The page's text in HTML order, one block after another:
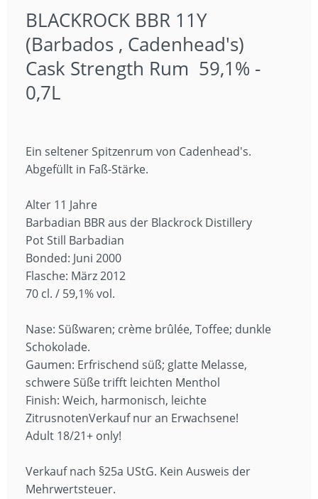
BLACKROCK BBR 11Y
(Barbados , Cadenhead's)
Cask Strength Rum 59,1% -
0,7L
Ein seltener Spitzenrum von Cadenhead's.
Abgefüllt in Faß-Stärke.
Alter 11 Jahre
Barbadian BBR aus der Blackrock Distillery
Pot Still Barbadian
Bonded: Juni 2000
Flasche: März 2012
70 cl. / 59,1% vol.
Nase: Süßwaren; crème brûlée, Toffee; dunkle
Schokolade.
Gaumen: Erfrischend süß; glatte Melasse,
schwere Süße trifft leichten Menthol
Finish: Weich, harmonisch, leichte
ZitrusnotenVerkauf nur an Erwachsene!
Adult 18/21+ only!
Verkauf nach §25a UStG. Kein Ausweis der
Mehrwertsteuer.